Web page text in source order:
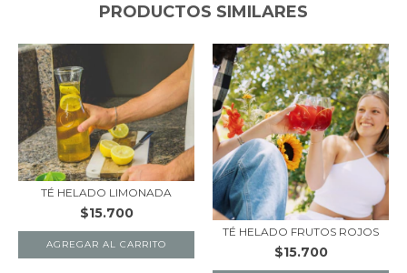
PRODUCTOS SIMILARES
TÉ HELADO LIMONADA
$15.700
TÉ HELADO FRUTOS ROJOS
$15.700